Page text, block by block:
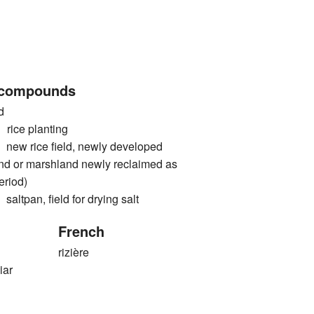
rice planting
new rice field, newly developed
or marshland newly reclaimed as
saltpan, field for drying salt
French
rizière